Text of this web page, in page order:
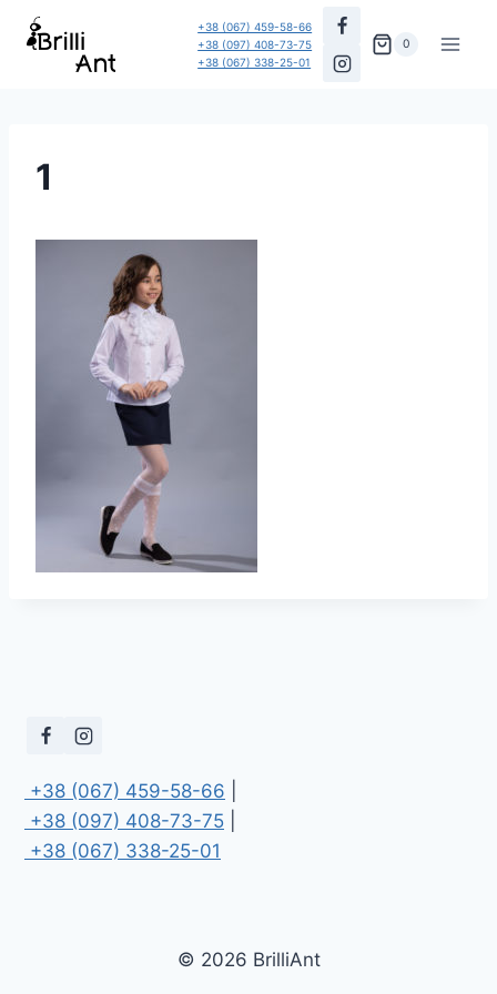
Перейти
+38 (067) 459-58-66
+38 (097) 408-73-75
+38 (067) 338-25-01
0
1
+38 (067) 459-58-66
+38 (097) 408-73-75
+38 (067) 338-25-01
© 2026 BrilliAnt